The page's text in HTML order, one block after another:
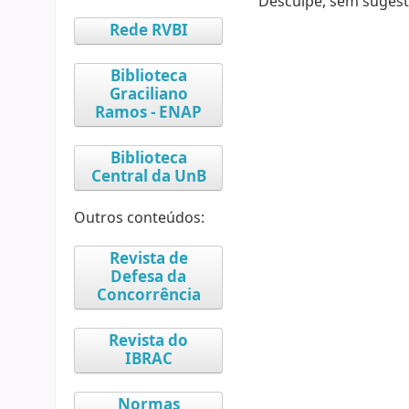
Rede RVBI
Biblioteca
Graciliano
Ramos - ENAP
Biblioteca
Central da UnB
Outros conteúdos:
Revista de
Defesa da
Concorrência
Revista do
IBRAC